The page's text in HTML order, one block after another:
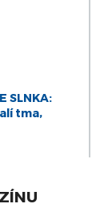
SLNKA:
tma,